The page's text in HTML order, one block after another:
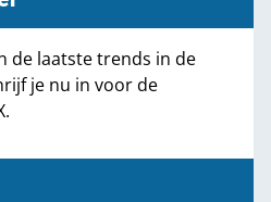
de laatste trends in de
je nu in voor de